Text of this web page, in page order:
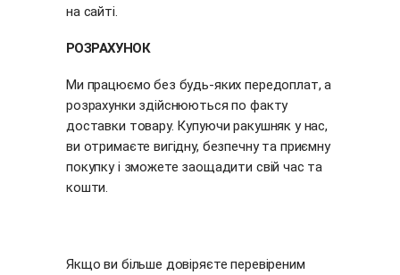
на сайті.
РОЗРАХУНОК
Ми працюємо без будь-яких передоплат, а
розрахунки здійснюються по факту
доставки товару. Купуючи ракушняк у нас,
ви отримаєте вигідну, безпечну та приємну
покупку і зможете заощадити свій час та
кошти.
Якщо ви більше довіряєте перевіреним